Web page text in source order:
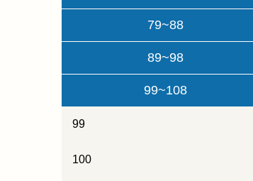
79~88
89~98
99~108
99
100